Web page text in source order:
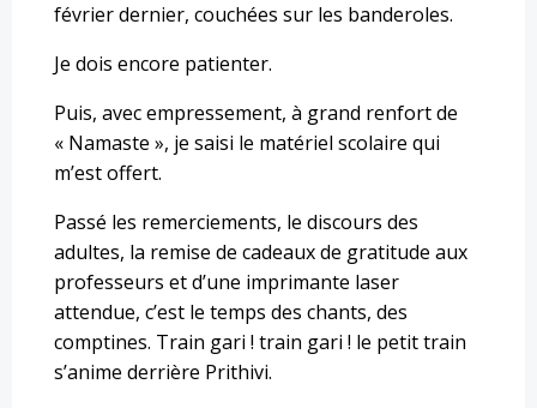
février dernier, couchées sur les banderoles.
Je dois encore patienter.
Puis, avec empressement, à grand renfort de
« Namaste », je saisi le matériel scolaire qui
m’est offert.
Passé les remerciements, le discours des
adultes, la remise de cadeaux de gratitude aux
professeurs et d’une imprimante laser
attendue, c’est le temps des chants, des
comptines. Train gari ! train gari ! le petit train
s’anime derrière Prithivi.